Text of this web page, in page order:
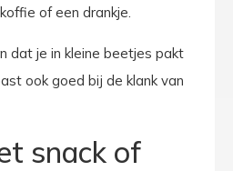
of een drankje.
dat je in kleine beetjes pakt
ook goed bij de klank van
snack of